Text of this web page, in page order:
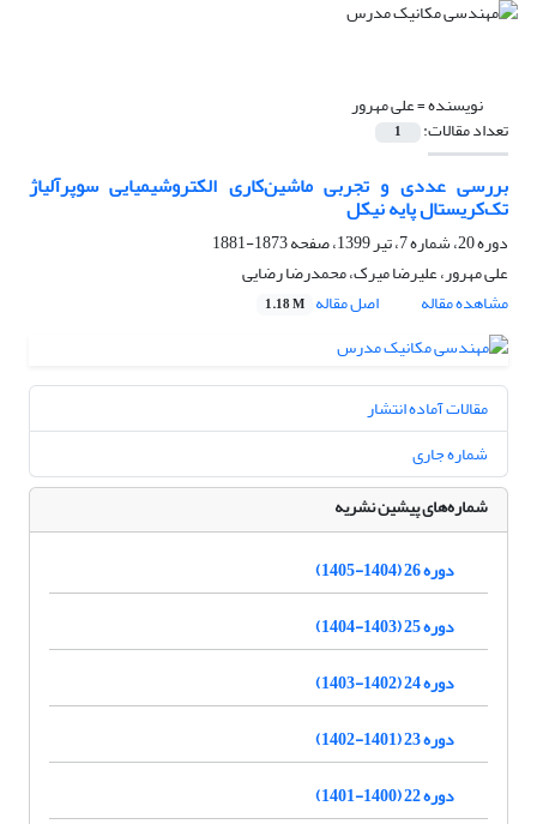
نویسنده =علی مهرور
تعداد مقالات: 1
بررسی عددی و تجربی ماشین‌کاری الکتروشیمیایی سوپرآلیاژ
تک‌کریستال پایه نیکل
دوره 20، شماره 7، تیر 1399، صفحه
1873-1881
علی مهرور، علیرضا میرک، محمدرضا رضایی
مشاهده مقاله
اصل مقاله 1.18 M
مقالات آماده انتشار
شماره جاری
شماره‌های پیشین نشریه
دوره 26 (1404-1405)
دوره 25 (1403-1404)
دوره 24 (1402-1403)
دوره 23 (1401-1402)
دوره 22 (1400-1401)